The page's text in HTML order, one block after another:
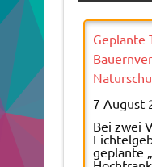
Geplante
7 August
Bei zwei
geplante